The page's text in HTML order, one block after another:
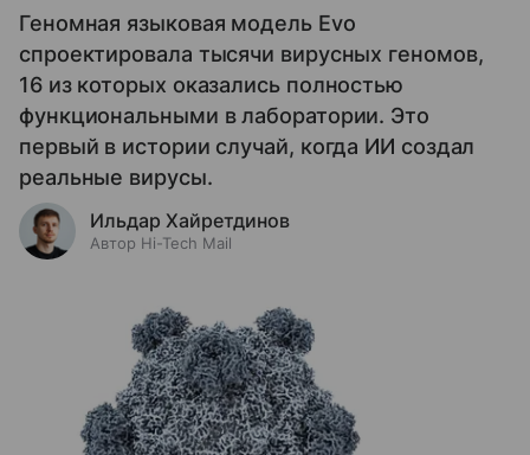
Геномная языковая модель Evo
спроектировала тысячи вирусных геномов,
16 из которых оказались полностью
функциональными в лаборатории. Это
первый в истории случай, когда ИИ создал
реальные вирусы.
Ильдар Хайретдинов
Автор Hi-Tech Mail